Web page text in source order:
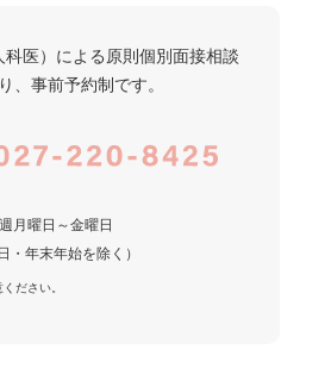
医）による原則個別面接相談
、事前予約制です。
月曜日～金曜日
年末年始を除く）
ださい。